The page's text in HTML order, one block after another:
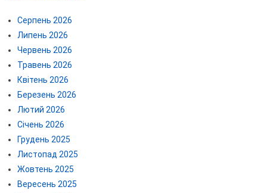
Серпень 2026
Липень 2026
Червень 2026
Травень 2026
Квітень 2026
Березень 2026
Лютий 2026
Січень 2026
Грудень 2025
Листопад 2025
Жовтень 2025
Вересень 2025